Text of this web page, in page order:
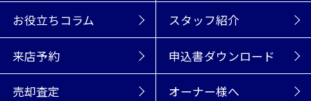
お役立ちコラム スタッフ紹介
来店予約 申込書ダウンロード
売却査定 オーナー様へ